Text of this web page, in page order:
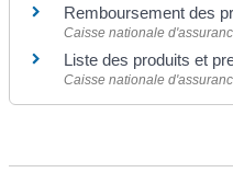
Remboursement des
Caisse nationale
Liste des produits et
Caisse nationale